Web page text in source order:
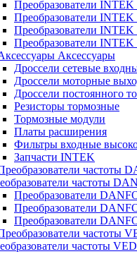
Преобразователи
Преобразователи
Преобразователи
Преобразователи
Аксессуары
Дроссели сетевые
Дроссели моторные
Дроссели постоянного
Резисторы тормозные
Тормозные модули
Платы расширения
Фильтры входные
Запчасти INTEK
частоты
Преобразователи
Преобразователи
Преобразователи
частоты